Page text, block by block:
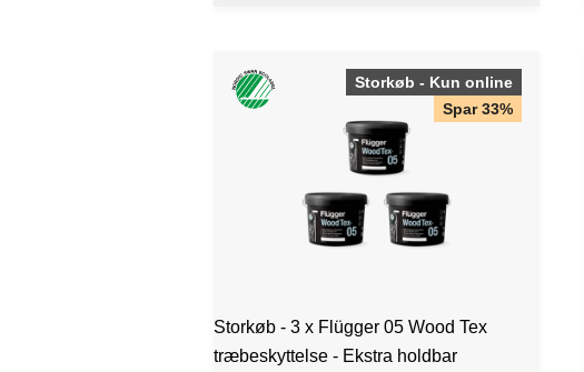
Storkøb - Kun online
Spar 33%
Storkøb - 3 x Flügger 05 Wood Tex
træbeskyttelse - Ekstra holdbar